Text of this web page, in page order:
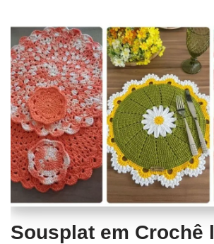
Sousplat em Crochê